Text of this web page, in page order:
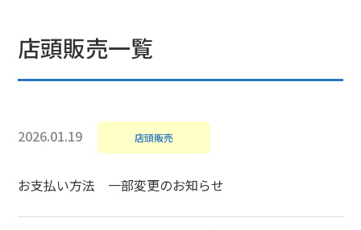
店頭販売一覧
2026.01.19 店頭販売
お支払い方法 一部変更のお知らせ